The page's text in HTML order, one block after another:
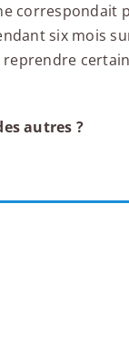
correspondait
six mois
autres ?